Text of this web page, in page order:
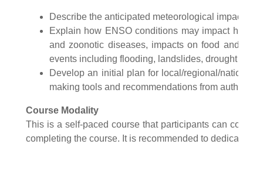
Describe the anticipated meteorological impacts
Explain how ENSO conditions may impact
and zoonotic diseases, impacts on food and
events including flooding, landslides, drought and
Develop an initial plan for local/regional/national
making tools and recommendations from
Course Modality
This is a self-paced course that participants can
completing the course. It is recommended to dedicate